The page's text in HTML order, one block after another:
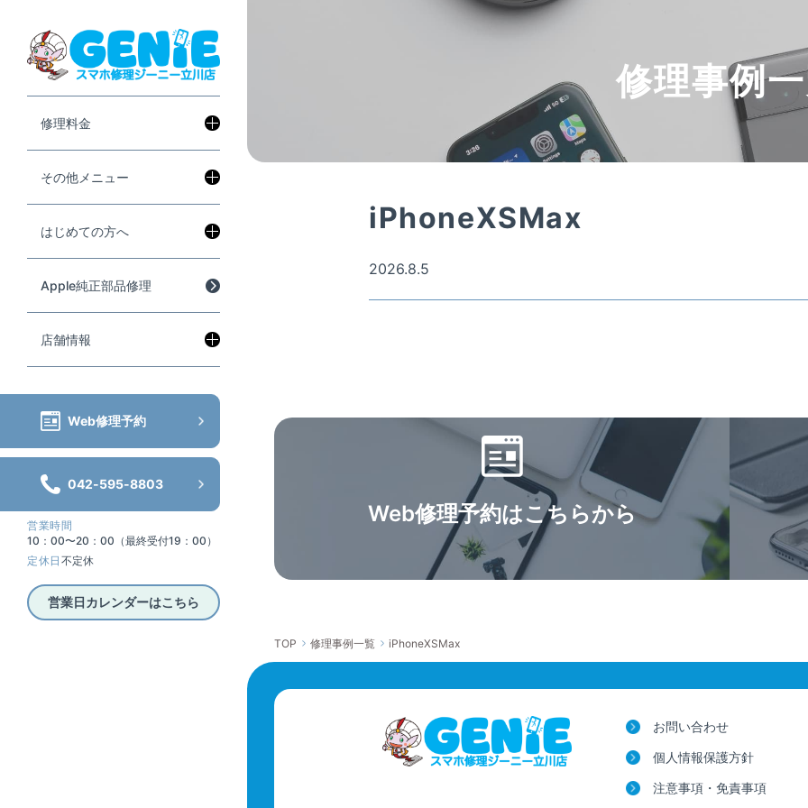
修理料金
その他メニュー
はじめての方へ
Apple純正部品修理
店舗情報
Web修理予約
042-595-8803
営業時間
10：00〜20：00（最終受付19：00）
定休日 不定休
営業日カレンダーはこちら
修理事例
iPhoneXSMax
2026.8.5
Web修理予約はこちらから
TOP 修理事例一覧 iPhoneXSMax
お問い合わせ
個人情報保護方針
注意事項・免責事項